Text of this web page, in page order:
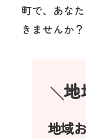
町で、あな
きませんか？
╲地
地域